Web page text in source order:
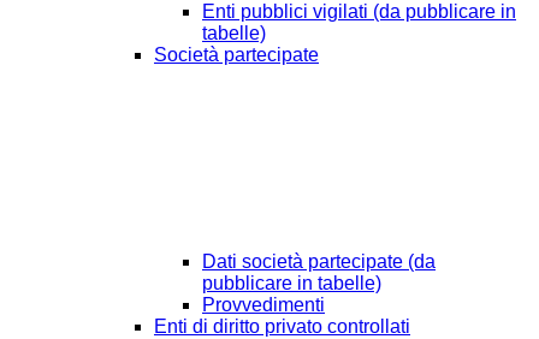
Enti pubblici vigilati (da pubblicare in
tabelle)
Società partecipate
Dati società partecipate (da
pubblicare in tabelle)
Provvedimenti
Enti di diritto privato controllati